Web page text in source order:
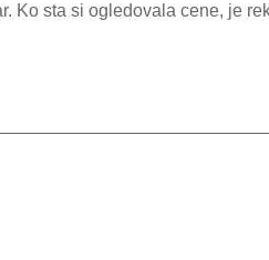
Ko sta si ogledovala cene, je